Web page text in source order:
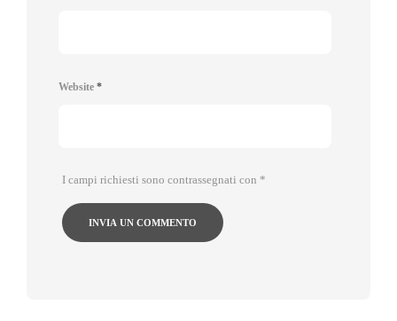
Website *
I campi richiesti sono contrassegnati con *